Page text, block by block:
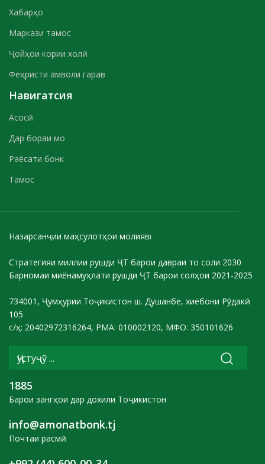
Хабарҳо
Маркази тамос
Ҷойҳои кории холӣ
Феҳристи амволи гарав
Навигатсия
Асосӣ
Дар бораи мо
Раёсати бонк
Тамос
Назарсанҷии маҳсулотҳои молиявӣ
Стратегияи миллии рушди ҶТ барои давраи то соли 2030
Барномаи миёнамуҳлати рушди ҶТ барои солҳои 2021-2025
734001, Ҷумҳурии Тоҷикистон ш. Душанбе, хиёбони Рӯдакӣ
105
с/ҳ: 20402972316264, РМА: 010002120, МФО: 350101626
1885
Барои зангҳои дар дохили Тоҷикистон
info@amonatbonk.tj
Почтаи расмӣ